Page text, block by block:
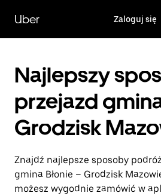
głównej
zawartości
Uber Zaloguj się
Najlepszy
przejazd
Grodzisk
Znajdź najlepsze sposoby
gmina Błonie – Grodzisk
możesz wygodnie zamówić w